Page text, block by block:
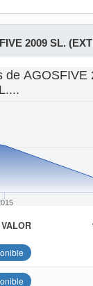
2009 SL.
de AGOSFIVE
VALOR